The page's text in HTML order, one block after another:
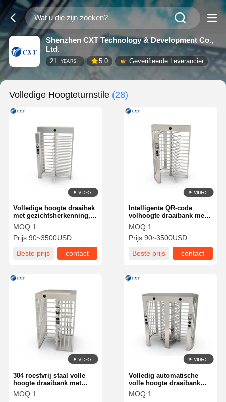
Shenzhen CXT Technology & Development Co.,
Ltd.
21 YEARS 5.0 Geverifieerde Leverancier
Volledige Hoogteturnstile (28)
Volledige hoogte draaihek
met gezichtsherkenning,
borstelloze motor en
40W/100W stroomverbruik
voor veilige
toegangscontrole
MOQ:1
Prijs:90~3500USD
Beste prijs
contact
Intelligente QR-code
volhoogte draaibank met
120 graden rotatie en op
maat gemaakte hoge
prestaties voor veilige
toegangscontrole
MOQ:1
Prijs:90~3500USD
Beste prijs
contact
304 roestvrij staal volle
hoogte draaibank met
borstelloze motor en
outdoor standaard voor
MOQ:1
Volledig automatische
volle hoogte draaibank
met 120 graden rotatie en
borstelloze motor voor 30-
MOQ:1